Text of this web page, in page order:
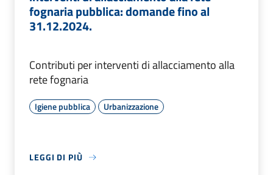
fognaria pubblica: domande fino al
31.12.2024.
Contributi per interventi di allacciamento alla
rete fognaria
Igiene pubblica Urbanizzazione
LEGGI DI PIÙ